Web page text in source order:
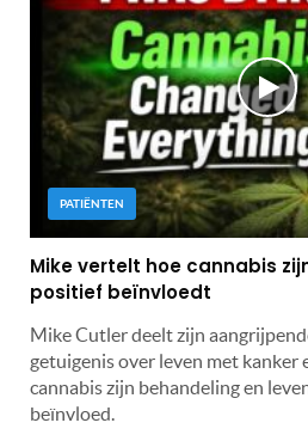
PATIËNTEN
Mike vertelt hoe cannabis
positief beïnvloedt
Mike Cutler deelt zijn
getuigenis over leven met kanker
cannabis zijn behandeling en
beïnvloed.